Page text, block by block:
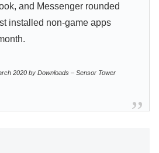
and Messenger rounded
installed non-game apps
2020 by Downloads – Sensor Tower